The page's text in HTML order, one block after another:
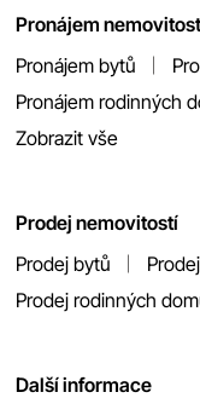
Pronájem
Pronájem bytů
Pronájem rodinných
Zobrazit vše
Prodej nemovitostí
Prodej bytů
Prodej rodinných
Další informace